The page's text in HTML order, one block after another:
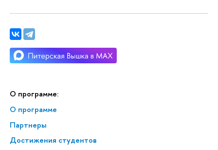
О программе:
О программе
Партнеры
Достижения студентов